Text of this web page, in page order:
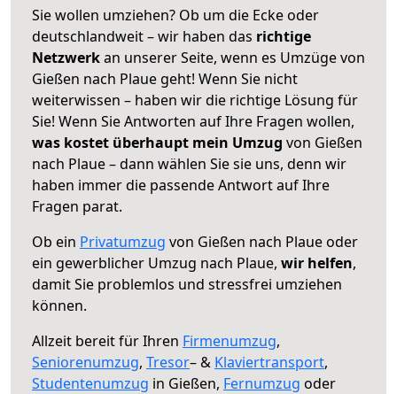
Sie wollen umziehen? Ob um die Ecke oder
deutschlandweit – wir haben das richtige
Netzwerkan unserer Seite, wenn es Umzüge von
Gießen nach Plaue geht! Wenn Sie nicht
weiterwissen – haben wir die richtige Lösung für
Sie! Wenn Sie Antworten auf Ihre Fragen wollen,
was kostet überhaupt mein Umzug von Gießen
nach Plaue – dann wählen Sie sie uns, denn wir
haben immer die passende Antwort auf Ihre
Fragen parat.
Ob ein Privatumzug von Gießen nach Plaue oder
ein gewerblicher Umzug nach Plaue, wir helfen,
damit Sie problemlos und stressfrei umziehen
können.
Allzeit bereit für Ihren Firmenumzug,
Seniorenumzug, Tresor– & Klaviertransport,
Studentenumzug in Gießen, Fernumzug oder